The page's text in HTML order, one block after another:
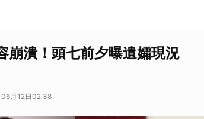
崩潰！頭七前夕曝遺孀現況
月12日02:38